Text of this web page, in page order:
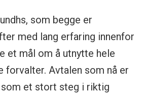
som begge er
med lang erfaring innenfor
et mål om å utnytte hele
forvalter. Avtalen som nå er
et stort steg i riktig